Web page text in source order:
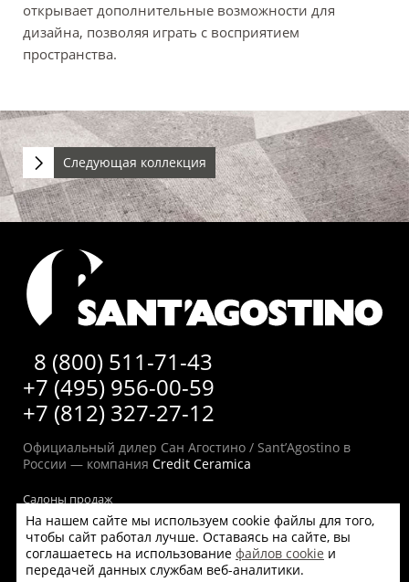
открывает дополнительные возможности для
дизайна, позволяя играть с восприятием
пространства.
Следующая коллекция
8 (800) 511-71-43
+7 (495) 956-00-59
+7 (812) 327-27-12
Официальный дилер Сан Агостино / Sant’Agostino в
России — компания Credit Ceramica
Салоны продаж
О бренде
Плитка Сан Агостино / Sant’Agostino оптом
Доставка
На нашем сайте мы используем cookie файлы для того,
чтобы сайт работал лучше. Оставаясь на сайте, вы
соглашаетесь на использование файлов cookie и
передачей данных службам веб-аналитики.